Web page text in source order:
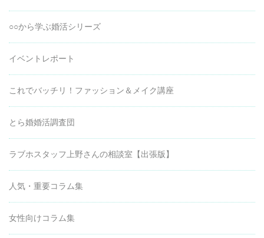
○○から学ぶ婚活シリーズ
イベントレポート
これでバッチリ！ファッション＆メイク講座
とら婚婚活調査団
ラブホスタッフ上野さんの相談室【出張版】
人気・重要コラム集
女性向けコラム集